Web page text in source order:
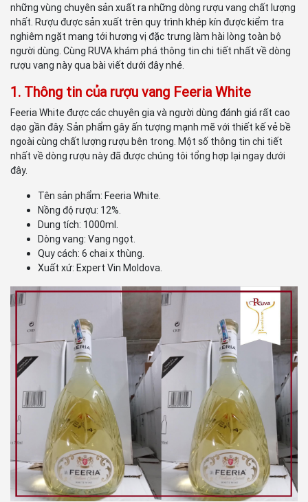
những vùng chuyên sản xuất ra những dòng rượu vang chất lượng
nhất. Rượu được sản xuất trên quy trình khép kín được kiểm tra
nghiêm ngặt mang tới hương vị đặc trưng làm hài lòng toàn bộ
người dùng. Cùng RUVA khám phá thông tin chi tiết nhất về dòng
rượu vang này qua bài viết dưới đây nhé.
1. Thông tin của rượu vang Feeria White
Feeria White được các chuyên gia và người dùng đánh giá rất cao
dạo gần đây. Sản phẩm gây ấn tượng mạnh mẽ với thiết kế vẻ bề
ngoài cùng chất lượng rượu bên trong. Một số thông tin chi tiết
nhất về dòng rượu này đã được chúng tôi tổng hợp lại ngay dưới
đây.
Tên sản phẩm: Feeria White.
Nồng độ rượu: 12%.
Dung tích: 1000ml.
Dòng vang: Vang ngọt.
Quy cách: 6 chai x thùng.
Xuất xứ: Expert Vin Moldova.